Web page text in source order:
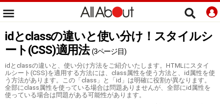
idとclassの違いと使い分け！スタイルシ
ート(CSS)適用法 (3ページ目)
idとclassの違いと、使い分け方法をご紹介いたします。HTMLにスタイ
ルシート(CSS)を適用する方法には、class属性を使う方法と、id属性を使
う方法があります。この「class」と「id」は明確に役割が異なります。
全部にclass属性を使っている場合は問題ありませんが、全部にid属性を
使っている場合は問題がある可能性があります。